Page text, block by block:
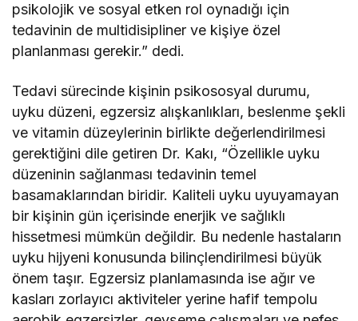
psikolojik ve sosyal etken rol oynadığı için
tedavinin de multidisipliner ve kişiye özel
planlanması gerekir.” dedi.
Tedavi sürecinde kişinin psikososyal durumu,
uyku düzeni, egzersiz alışkanlıkları, beslenme şekli
ve vitamin düzeylerinin birlikte değerlendirilmesi
gerektiğini dile getiren Dr. Kakı, “Özellikle uyku
düzeninin sağlanması tedavinin temel
basamaklarından biridir. Kaliteli uyku uyuyamayan
bir kişinin gün içerisinde enerjik ve sağlıklı
hissetmesi mümkün değildir. Bu nedenle hastaların
uyku hijyeni konusunda bilinçlendirilmesi büyük
önem taşır. Egzersiz planlamasında ise ağır ve
kasları zorlayıcı aktiviteler yerine hafif tempolu